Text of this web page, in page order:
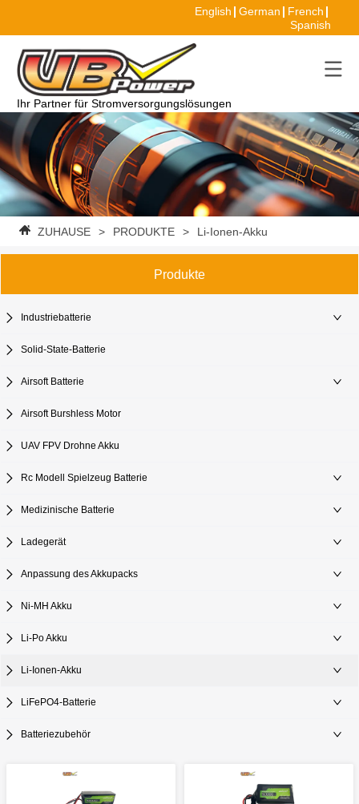
English German
French
Spanish
Ihr Partner für Stromversorgungslösungen
ZUHAUSE > PRODUKTE > Li-Ionen-Akku
Produkte
Industriebatterie
Solid-State-Batterie
Airsoft Batterie
Airsoft Burshless Motor
UAV FPV Drohne Akku
Rc Modell Spielzeug Batterie
Medizinische Batterie
Ladegerät
Anpassung des Akkupacks
Ni-MH Akku
Li-Po Akku
Li-Ionen-Akku
LiFePO4-Batterie
Batteriezubehör